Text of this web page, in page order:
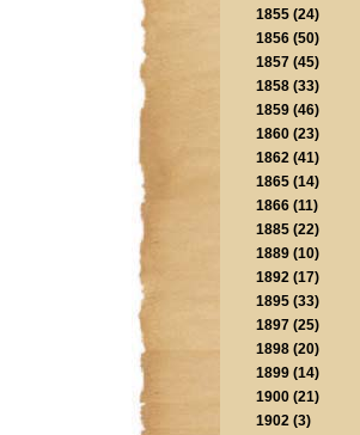
1855 (24)
1856 (50)
1857 (45)
1858 (33)
1859 (46)
1860 (23)
1862 (41)
1865 (14)
1866 (11)
1885 (22)
1889 (10)
1892 (17)
1895 (33)
1897 (25)
1898 (20)
1899 (14)
1900 (21)
1902 (3)